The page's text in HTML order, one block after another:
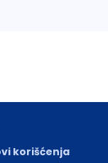
korišćenja